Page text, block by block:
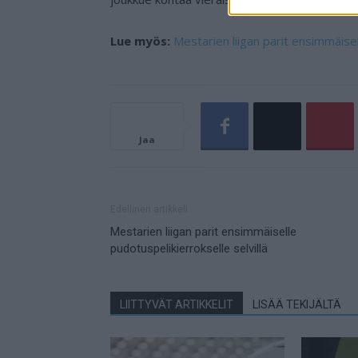
Lue myös: Mestarien liigan parit
Jaa
Mestarien liigan parit ensimmäiselle
pudotuspelikierrokselle selvillä
LIITTYVÄT ARTIKKELIT LISÄÄ TEKIJÄLTÄ